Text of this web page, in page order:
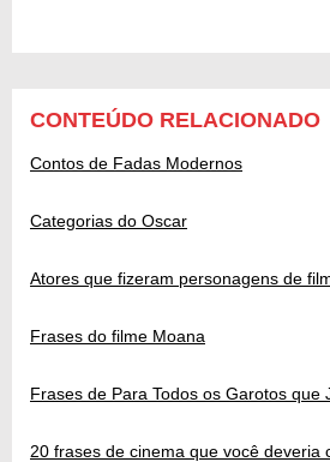
CONTEÚDO RELACIONADO
Contos de Fadas Modernos
Categorias do Oscar
Atores que fizeram personagens de
Frases do filme Moana
Frases de Para Todos os Garotos que
20 frases de cinema que você deveria